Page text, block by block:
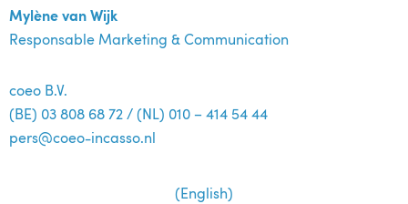
Mylène van Wijk
Responsable Marketing & Communication
coeo B.V.
(BE) 03 808 68 72 / (NL) 010 – 414 54 44
pers@coeo-incasso.nl
(English)